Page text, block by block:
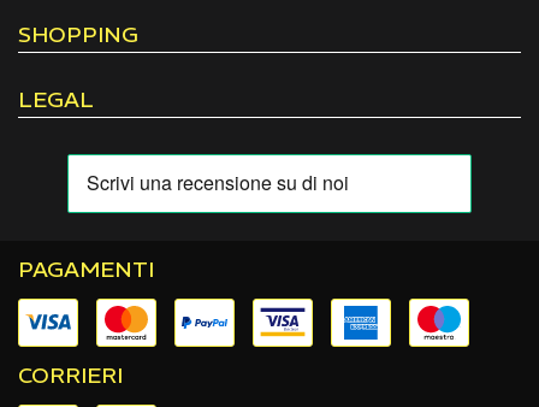
SHOPPING
LEGAL
PAGAMENTI
CORRIERI